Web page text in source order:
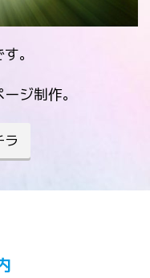
。
ジ制作。
ラ